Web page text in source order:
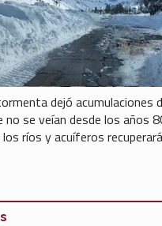
dejó acumulaciones
no se veían desde los años
ríos y acuíferos